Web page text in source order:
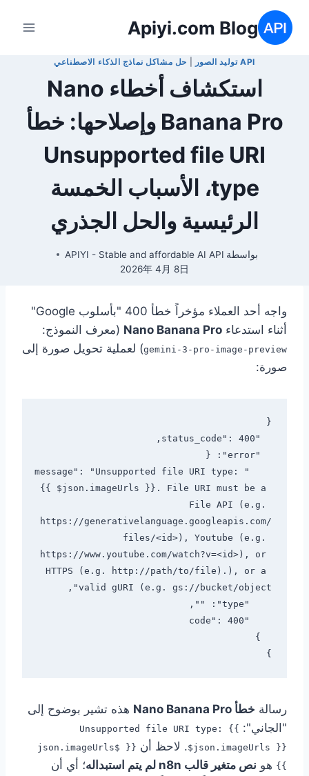
التجاوز
المحتوى
Apiyi.com Blog
API توليد الصور حل مشاكل نماذج الذكاء الاصطناعي
استكشاف أخطاء Nano
Banana Pro وإصلاحها: خطأ
Unsupported file URI
type، الأسباب الخمسة
الرئيسية والحل الجذري
بواسطة APIYI - Stable and affordable AI API
2026年 4月 8日
واجه أحد العملاء مؤخراً خطأ 400 "بأسلوب Google"
أثناء استدعاء Nano Banana Pro (معرف النموذج:
gemini-3-pro-image-preview) لعملية تحويل صورة إلى
صورة:
    "message": "Unsupported file URI type:
{{ $json.imageUrls }}. File URI must be a
File API (e.g.
https://generativelanguage.googleapis.com/
files/<id>), Youtube (e.g.
https://www.youtube.com/watch?v=<id>), or
HTTPS (e.g. http://path/to/file).), or a
}
رسالة خطأ Nano Banana Pro
هذه تشير بوضوح إلى
"الجاني": Unsupported file URI type: {{
$json.imageUrls }}. لاحظ أن
{{ $json.imageUrls
}} هو نص متغير قالب n8n لم يتم استبداله
؛ أي أن